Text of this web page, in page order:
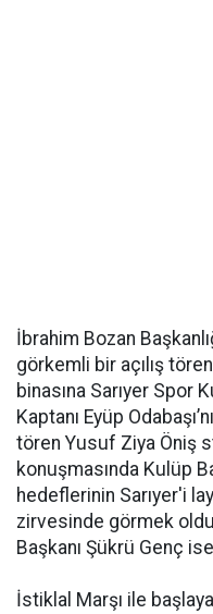
İbrahim Bozan
görkemli bir açılış
binasına Sarıyer Spor
Kaptanı Eyüp
tören Yusuf Ziya Öniş
konuşmasında Kulüp
hedeflerinin Sarıyer'i
zirvesinde görmek
Başkanı Şükrü Genç
İstiklal Marşı ile